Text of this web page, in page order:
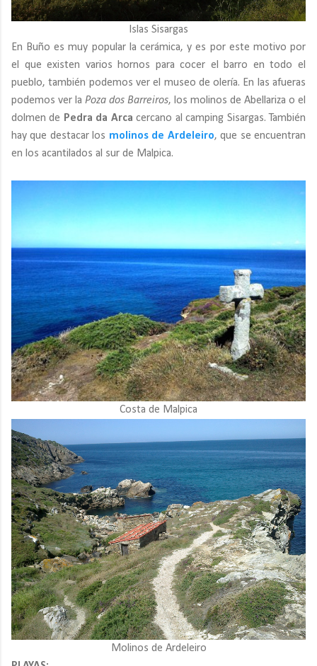
Islas Sisargas
En Buño es muy popular la cerámica, y es por este motivo por
el que existen varios hornos para cocer el barro en todo el
pueblo, también podemos ver el museo de olería. En las afueras
podemos ver la Poza dos Barreiros, los molinos de Abellariza o el
dolmen de Pedra da Arca cercano al camping Sisargas. También
hay que destacar los molinos de Ardeleiro, que se encuentran
en los acantilados al sur de Malpica.
Costa de Malpica
Molinos de Ardeleiro